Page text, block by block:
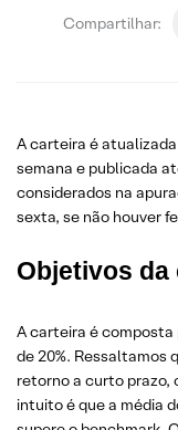
Compartilhar:
A carteira é
semana e publicada
considerados na
sexta, se não houver
Objetivos da
A carteira é composta
de 20%. Ressaltamos
retorno a curto prazo,
intuito é que a média